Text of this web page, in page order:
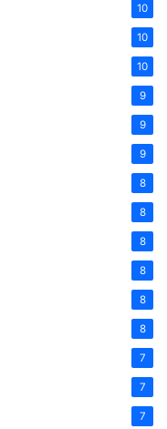
10
10
10
9
9
9
8
8
8
8
8
8
7
7
7